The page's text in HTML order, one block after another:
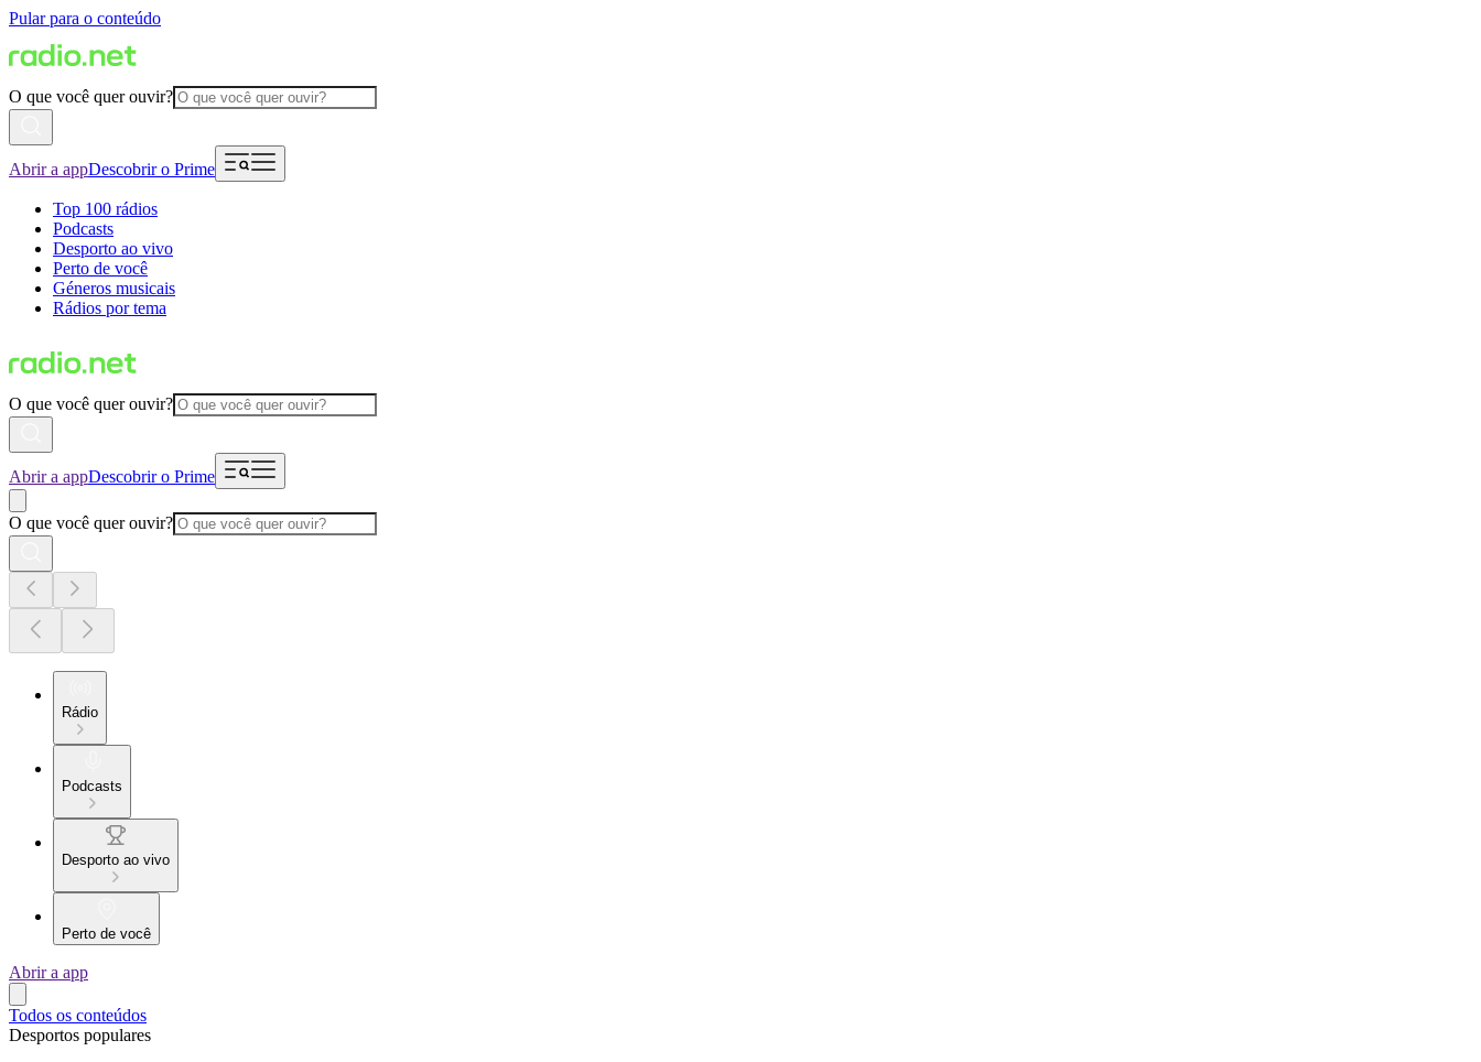
Pular para o conteúdo
O que você quer ouvir?
Abrir a appDescobrir o Prime
Top 100 rádios
Podcasts
Desporto ao vivo
Perto de você
Géneros musicais
Rádios por tema
O que você quer ouvir?
Abrir a appDescobrir o Prime
O que você quer ouvir?
Rádio
Podcasts
Desporto ao vivo
Perto de você
Abrir a app
Todos os conteúdos
Desportos populares